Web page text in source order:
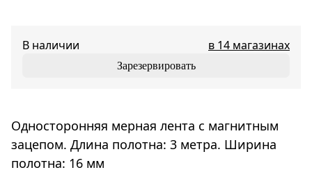
Односторонняя мерная лента с магнитным
зацепом. Длина полотна: 3 метра. Ширина
полотна: 16 мм
В наличии в 14 магазинах
Зарезервировать